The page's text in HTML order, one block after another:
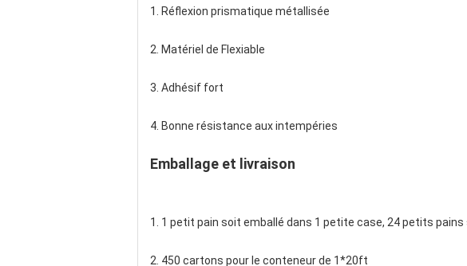
1. Réflexion prismatique métallisée
2. Matériel de Flexiable
3. Adhésif fort
4. Bonne résistance aux intempéries
Emballage et livraison
1. 1 petit pain soit emballé dans 1 petite case, 24 petits
2. 450 cartons pour le conteneur de 1*20ft